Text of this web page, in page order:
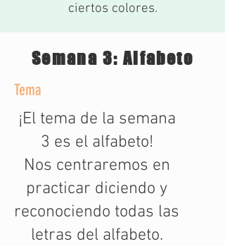
ciertos colores.
Semana 3: Alfabeto
Tema
¡El tema de la semana
3 es el alfabeto!
Nos centraremos en
practicar diciendo y
reconociendo todas las
letras del alfabeto.